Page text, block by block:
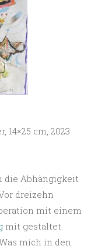
14×25 cm, 2023
die Abhängigkeit
dreizehn
mit einem
mit gestaltet.
Was mich in den